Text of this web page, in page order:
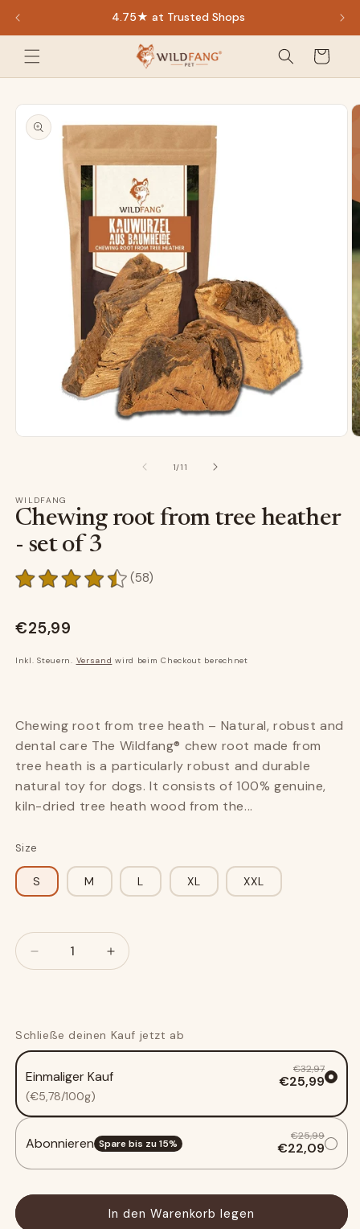
Inhalt
4.75★ at Trusted Shops
Warenkorb
1/von
11
WILDFANG
Chewing root from tree heather
- set of 3
(58)58
€25,99
Inkl. Steuern. Versand wird beim Checkout berechnet
Chewing root from tree heath – Natural, robust and
dental care The Wildfang® chew root made from
tree heath is a particularly robust and durable
natural toy for dogs. It consists of 100% genuine,
kiln-dried tree heath wood from the...
Size
S M L XL XXL
Anzahl
Anzahl
Verringere
die
root
tree
heather
of
Erhöhe
die
root
tree
of
Schließe deinen Kauf jetzt ab
Einmaliger Kauf €32,97
€25,99
(€5,78/100g)
Abonnieren Spare bis zu15%
€25,99
€22,09
In den Warenkorb legen